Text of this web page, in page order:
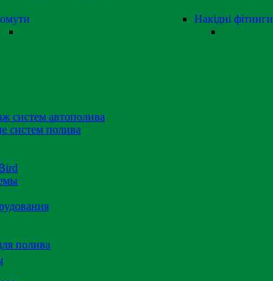
Накідні фітинги
систем автополива
систем полива
полива